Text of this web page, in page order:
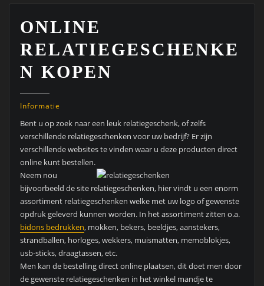
ONLINE
RELATIEGESCHENKE
N KOPEN
Informatie
Bent u op zoek naar een leuk relatiegeschenk, of zelfs
verschillende relatiegeschenken voor uw bedrijf? Er zijn
verschillende websites te vinden waar u deze producten direct
online kunt bestellen.
Neem nou
bijvoorbeeld de site relatiegeschenken, hier vindt u een enorm
assortiment relatiegeschenken welke met uw logo of gewenste
opdruk geleverd kunnen worden. In het assortiment zitten o.a.
bidons bedrukken, mokken, bekers, beeldjes, aanstekers,
strandballen, horloges, wekkers, muismatten, memoblokjes,
usb-sticks, draagtassen, etc.
Men kan de bestelling direct online plaatsen, dit doet men door
de gewenste relatiegeschenken in het winkel mandje te